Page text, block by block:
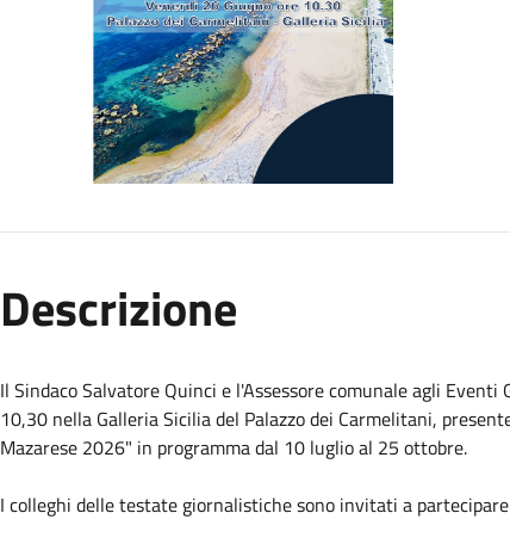
Descrizione
Il Sindaco Salvatore Quinci e l'Assessore comunale agli
10,30 nella Galleria Sicilia del Palazzo dei Carmelitani,
Mazarese 2026" in programma dal 10 luglio al 25 ottobre.
I colleghi delle testate giornalistiche sono invitati a